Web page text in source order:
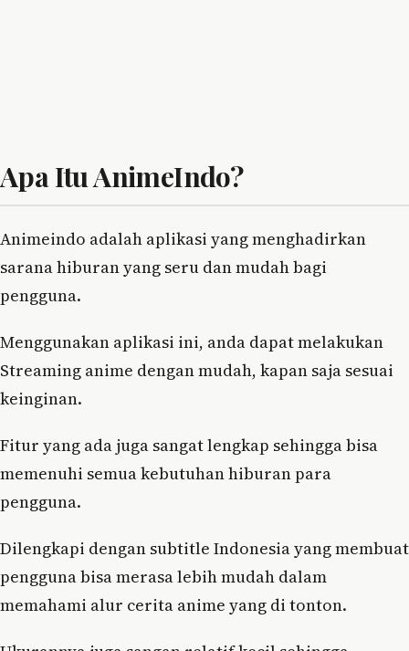
Apa Itu AnimeIndo?
Animeindo adalah aplikasi yang menghadirkan
sarana hiburan yang seru dan mudah bagi
pengguna.
Menggunakan aplikasi ini, anda dapat melakukan
Streaming anime dengan mudah, kapan saja sesuai
keinginan.
Fitur yang ada juga sangat lengkap sehingga bisa
memenuhi semua kebutuhan hiburan para
pengguna.
Dilengkapi dengan subtitle Indonesia yang membuat
pengguna bisa merasa lebih mudah dalam
memahami alur cerita anime yang di tonton.